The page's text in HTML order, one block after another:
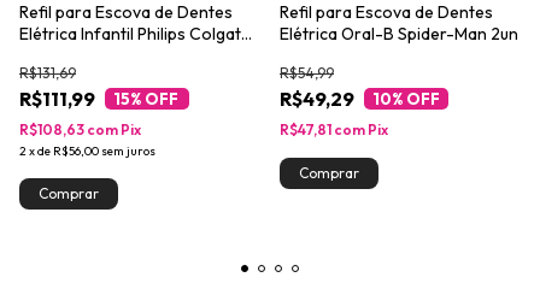
Refil para Escova de Dentes
Elétrica Infantil Philips Colgate
R$111,99
R$131,69
15% OFF
2xde R$56,00 sem juros
R$108,63 com Pix
Refil para Escova de Dentes
Elétrica Oral-B Spider-Man 2un
R$49,29
R$54,99
10% OFF
R$47,81 com Pix